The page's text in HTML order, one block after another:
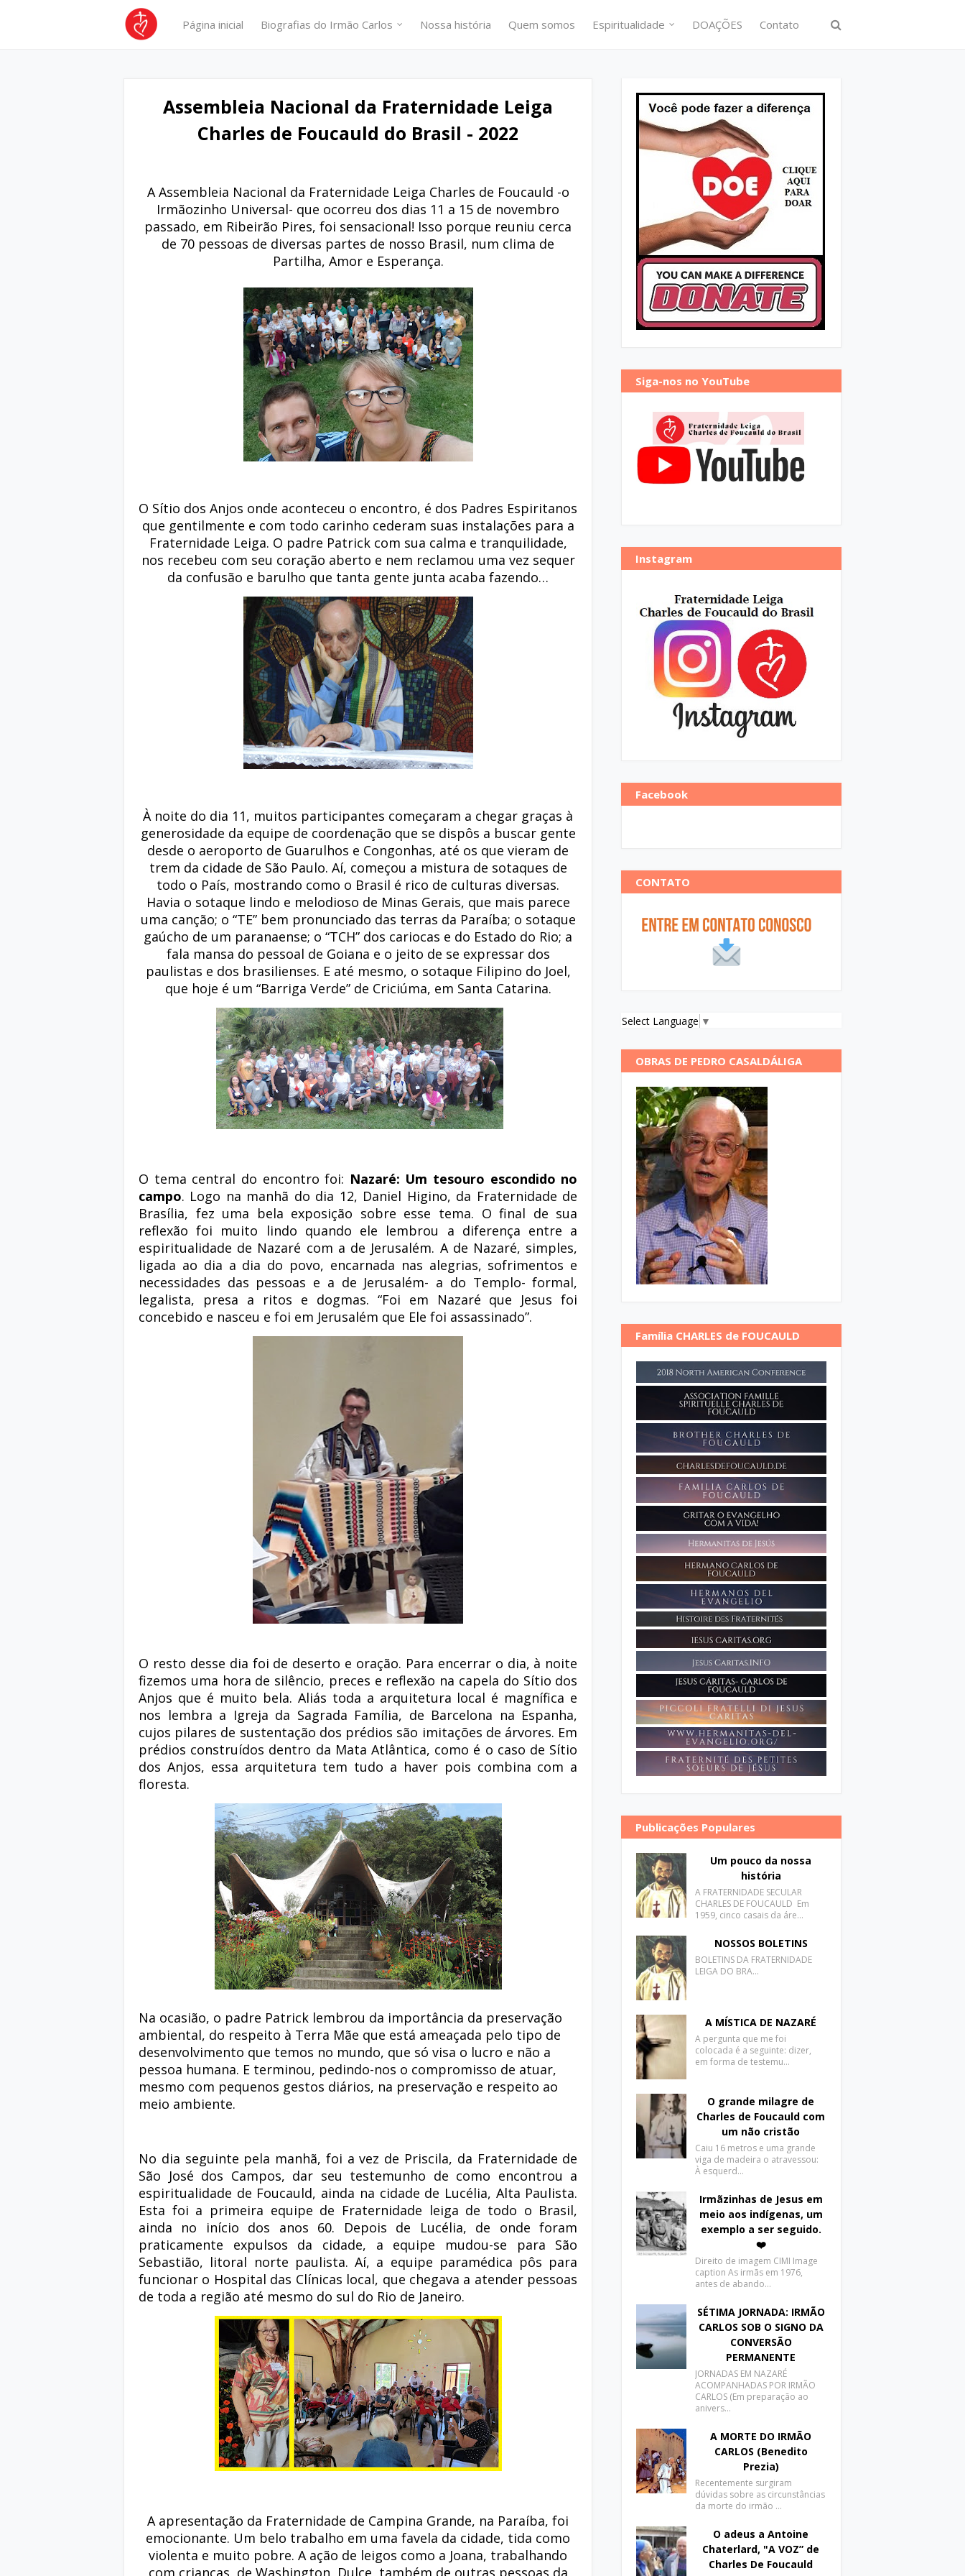
Página inicial Biografias do Irmão Carlos Nossa história Quem somos Espiritualidade DOAÇÕES Contato
Assembleia Nacional da Fraternidade Leiga
Charles de Foucauld do Brasil - 2022
A Assembleia Nacional da Fraternidade Leiga Charles de Foucauld -o
Irmãozinho Universal- que ocorreu dos dias 11 a 15 de novembro
passado, em Ribeirão Pires, foi sensacional! Isso porque reuniu cerca
de 70 pessoas de diversas partes de nosso Brasil, num clima de
Partilha, Amor e Esperança.
O Sítio dos Anjos onde aconteceu o encontro, é dos Padres Espiritanos
que gentilmente e com todo carinho cederam suas instalações para a
Fraternidade Leiga. O padre Patrick com sua calma e tranquilidade,
nos recebeu com seu coração aberto e nem reclamou uma vez sequer
da confusão e barulho que tanta gente junta acaba fazendo…
À noite do dia 11, muitos participantes começaram a chegar graças à
generosidade da equipe de coordenação que se dispôs a buscar gente
desde o aeroporto de Guarulhos e Congonhas, até os que vieram de
trem da cidade de São Paulo. Aí, começou a mistura de sotaques de
todo o País, mostrando como o Brasil é rico de culturas diversas.
Havia o sotaque lindo e melodioso de Minas Gerais, que mais parece
uma canção; o “TE” bem pronunciado das terras da Paraíba; o sotaque
gaúcho de um paranaense; o “TCH” dos cariocas e do Estado do Rio; a
fala mansa do pessoal de Goiana e o jeito de se expressar dos
paulistas e dos brasilienses. E até mesmo, o sotaque Filipino do Joel,
que hoje é um “Barriga Verde” de Criciúma, em Santa Catarina.
O tema central do encontro foi: Nazaré: Um tesouro escondido no
campo. Logo na manhã do dia 12, Daniel Higino, da Fraternidade de
Brasília, fez uma bela exposição sobre esse tema. O final de sua
reflexão foi muito lindo quando ele lembrou a diferença entre a
espiritualidade de Nazaré com a de Jerusalém. A de Nazaré, simples,
ligada ao dia a dia do povo, encarnada nas alegrias, sofrimentos e
necessidades das pessoas e a de Jerusalém- a do Templo- formal,
legalista, presa a ritos e dogmas. “Foi em Nazaré que Jesus foi
concebido e nasceu e foi em Jerusalém que Ele foi assassinado”.
O resto desse dia foi de deserto e oração. Para encerrar o dia, à noite
fizemos uma hora de silêncio, preces e reflexão na capela do Sítio dos
Anjos que é muito bela. Aliás toda a arquitetura local é magnífica e
nos lembra a Igreja da Sagrada Família, de Barcelona na Espanha,
cujos pilares de sustentação dos prédios são imitações de árvores. Em
prédios construídos dentro da Mata Atlântica, como é o caso de Sítio
dos Anjos, essa arquitetura tem tudo a haver pois combina com a
floresta.
Na ocasião, o padre Patrick lembrou da importância da preservação
ambiental, do respeito à Terra Mãe que está ameaçada pelo tipo de
desenvolvimento que temos no mundo, que só visa o lucro e não a
pessoa humana. E terminou, pedindo-nos o compromisso de atuar,
mesmo com pequenos gestos diários, na preservação e respeito ao
meio ambiente.
No dia seguinte pela manhã, foi a vez de Priscila, da Fraternidade de
São José dos Campos, dar seu testemunho de como encontrou a
espiritualidade de Foucauld, ainda na cidade de Lucélia, Alta Paulista.
Esta foi a primeira equipe de Fraternidade leiga de todo o Brasil,
ainda no início dos anos 60. Depois de Lucélia, de onde foram
praticamente expulsos da cidade, a equipe mudou-se para São
Sebastião, litoral norte paulista. Aí, a equipe paramédica pôs para
funcionar o Hospital das Clínicas local, que chegava a atender pessoas
de toda a região até mesmo do sul do Rio de Janeiro.
A apresentação da Fraternidade de Campina Grande, na Paraíba, foi
emocionante. Um belo trabalho em uma favela da cidade, tida como
violenta e muito pobre. A ação de leigos como a Joana, trabalhando
com crianças, de Washington, Dulce, também de outras pessoas da
Siga-nos no YouTube
Instagram
Facebook
CONTATO
Select Language ▼
OBRAS DE PEDRO CASALDÁLIGA
Família CHARLES de FOUCAULD
Publicações Populares
Um pouco da nossa
história
A FRATERNIDADE SECULAR
CHARLES DE FOUCAULD Em
1959, cinco casais da áre…
NOSSOS BOLETINS
BOLETINS DA FRATERNIDADE
LEIGA DO BRA…
A MÍSTICA DE NAZARÉ
A pergunta que me foi
colocada é a seguinte: dizer,
em forma de testemu…
O grande milagre de
Charles de Foucauld com
um não cristão
Caiu 16 metros e uma grande
viga de madeira o atravessou:
À esquerd…
Irmãzinhas de Jesus em
meio aos indígenas, um
exemplo a ser seguido.
❤️
Direito de imagem CIMI Image
caption As irmãs em 1976,
antes de abando…
SÉTIMA JORNADA: IRMÃO
CARLOS SOB O SIGNO DA
CONVERSÃO
PERMANENTE
JORNADAS EM NAZARÉ
ACOMPANHADAS POR IRMÃO
CARLOS (Em preparação ao
anivers…
A MORTE DO IRMÃO
CARLOS (Benedito
Prezia)
Recentemente surgiram
dúvidas sobre as circunstâncias
da morte do irmão …
O adeus a Antoine
Chaterlard, "A VOZ” de
Charles De Foucauld